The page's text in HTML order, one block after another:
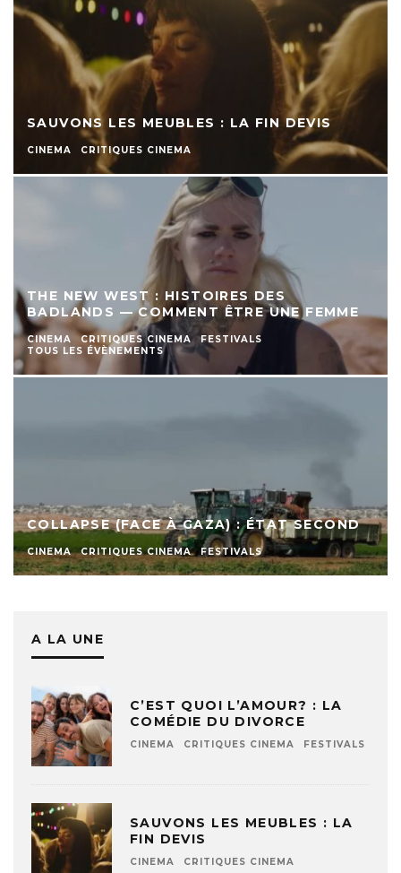
SAUVONS LES MEUBLES : LA FIN DEVIS
CINEMA CRITIQUES CINEMA
THE NEW WEST : HISTOIRES DES
BADLANDS — COMMENT ÊTRE UNE FEMME
CINEMA CRITIQUES CINEMA
FESTIVALS
TOUS LES ÉVÈNEMENTS
COLLAPSE (FACE À GAZA) : ÉTAT SECOND
CINEMA CRITIQUES CINEMA FESTIVALS
A LA UNE
C’EST QUOI L’AMOUR? : LA
COMÉDIE DU DIVORCE
CINEMA CRITIQUES CINEMA FESTIVALS
SAUVONS LES MEUBLES : LA
FIN DEVIS
CINEMA CRITIQUES CINEMA